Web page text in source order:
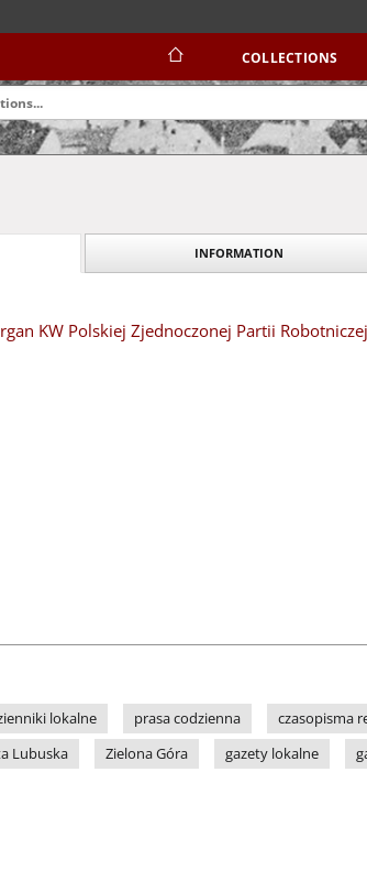
COLLECTIONS
INFORMATION
KW Polskiej Zjednoczonej Partii
lokalne prasa codzienna czasopisma
Lubuska Zielona Góra gazety lokalne